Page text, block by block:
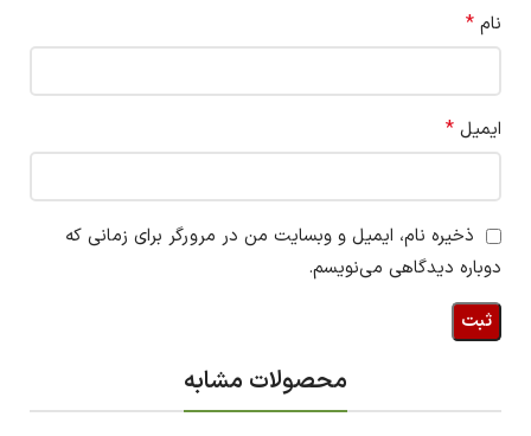
نام *
ایمیل *
ذخیره نام، ایمیل و وبسایت من در مرورگر برای زمانی که
دوباره دیدگاهی می‌نویسم.
محصولات مشابه